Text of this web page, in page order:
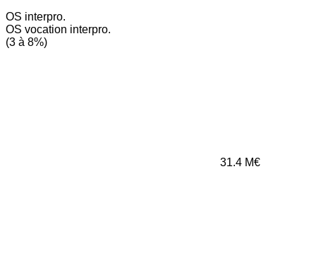
OS interpro.
OS vocation interpro.
(3 à 8%)
31.4 M€